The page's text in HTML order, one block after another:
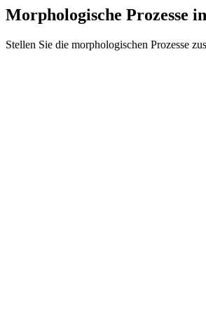
Morphologische Prozesse
Stellen Sie die morphologischen Prozesse